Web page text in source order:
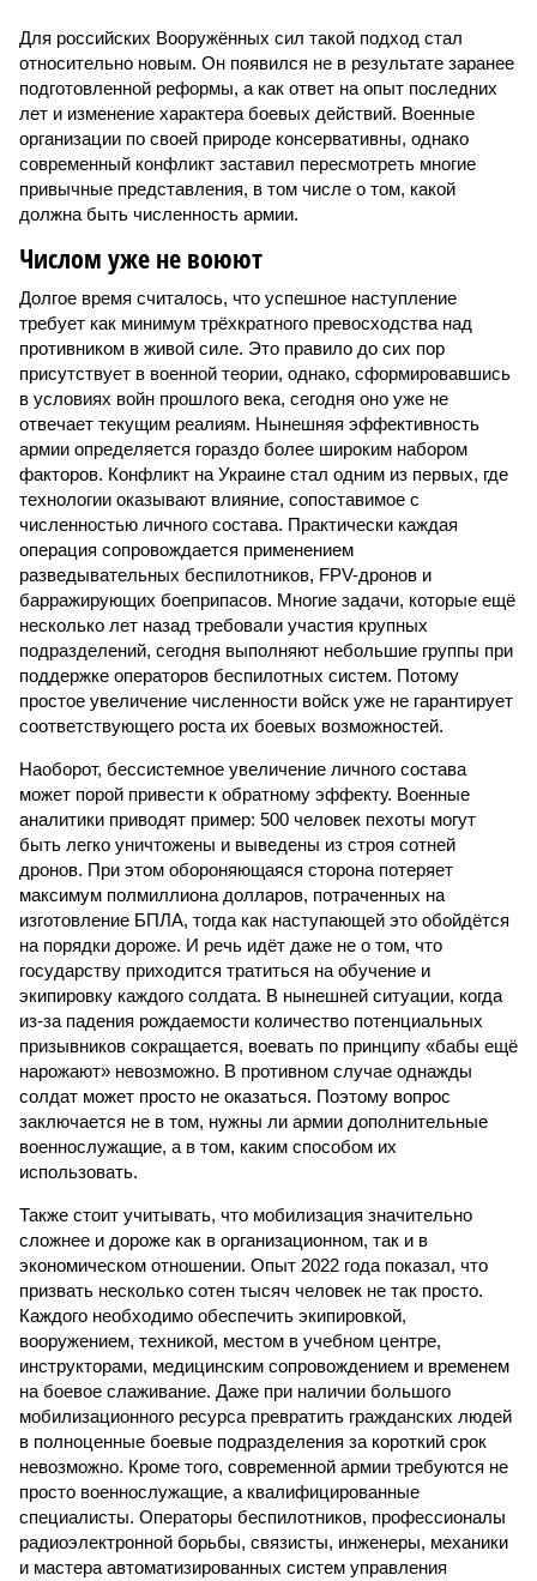
Для российских Вооружённых сил такой подход стал
относительно новым. Он появился не в результате заранее
подготовленной реформы, а как ответ на опыт последних
лет и изменение характера боевых действий. Военные
организации по своей природе консервативны, однако
современный конфликт заставил пересмотреть многие
привычные представления, в том числе о том, какой
должна быть численность армии.
Числом уже не воюют
Долгое время считалось, что успешное наступление
требует как минимум трёхкратного превосходства над
противником в живой силе. Это правило до сих пор
присутствует в военной теории, однако, сформировавшись
в условиях войн прошлого века, сегодня оно уже не
отвечает текущим реалиям. Нынешняя эффективность
армии определяется гораздо более широким набором
факторов. Конфликт на Украине стал одним из первых, где
технологии оказывают влияние, сопоставимое с
численностью личного состава. Практически каждая
операция сопровождается применением
разведывательных беспилотников, FPV-дронов и
барражирующих боеприпасов. Многие задачи, которые ещё
несколько лет назад требовали участия крупных
подразделений, сегодня выполняют небольшие группы при
поддержке операторов беспилотных систем. Потому
простое увеличение численности войск уже не гарантирует
соответствующего роста их боевых возможностей.
Наоборот, бессистемное увеличение личного состава
может порой привести к обратному эффекту. Военные
аналитики приводят пример: 500 человек пехоты могут
быть легко уничтожены и выведены из строя сотней
дронов. При этом обороняющаяся сторона потеряет
максимум полмиллиона долларов, потраченных на
изготовление БПЛА, тогда как наступающей это обойдётся
на порядки дороже. И речь идёт даже не о том, что
государству приходится тратиться на обучение и
экипировку каждого солдата. В нынешней ситуации, когда
из-за падения рождаемости количество потенциальных
призывников сокращается, воевать по принципу «бабы ещё
нарожают» невозможно. В противном случае однажды
солдат может просто не оказаться. Поэтому вопрос
заключается не в том, нужны ли армии дополнительные
военнослужащие, а в том, каким способом их
использовать.
Также стоит учитывать, что мобилизация значительно
сложнее и дороже как в организационном, так и в
экономическом отношении. Опыт 2022 года показал, что
призвать несколько сотен тысяч человек не так просто.
Каждого необходимо обеспечить экипировкой,
вооружением, техникой, местом в учебном центре,
инструкторами, медицинским сопровождением и временем
на боевое слаживание. Даже при наличии большого
мобилизационного ресурса превратить гражданских людей
в полноценные боевые подразделения за короткий срок
невозможно. Кроме того, современной армии требуются не
просто военнослужащие, а квалифицированные
специалисты. Операторы беспилотников, профессионалы
радиоэлектронной борьбы, связисты, инженеры, механики
и мастера автоматизированных систем управления